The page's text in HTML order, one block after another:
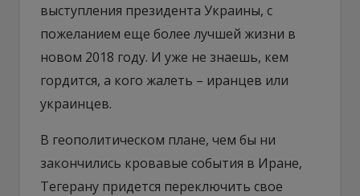
выступления президента Украины, с
пожеланием еще более лучшей жизни в
новом 2018 году. И уже не знаешь, кем
гордится, а кого жалеть – иранцев или
украинцев.
В геополитическом плане, чем бы ни
закончились кровавые события в Иране,
Тегерану придется переключить свое